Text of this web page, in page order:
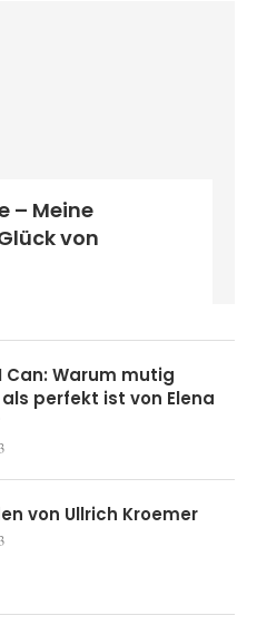
– Meine
von
Can: Warum mutig
perfekt ist von Elena
von Ullrich Kroemer